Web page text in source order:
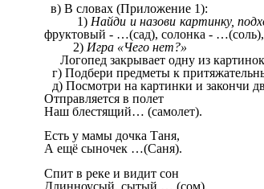
в) В словах (Приложение 1):
1) Найди и назови картинку,
фруктовый - …(сад), солонка -
2) Игра «Чего нет?»
Логопед закрывает одну из картинок
г) Подбери предметы к
д) Посмотри на картинки и закончи
Отправляется в полет В
Наш блестящий… (самолет).
Есть у мамы дочка Таня,
А ещё сыночек …(Саня).
Спит в реке и видит сон
Длинноусый, сытый … (сом).